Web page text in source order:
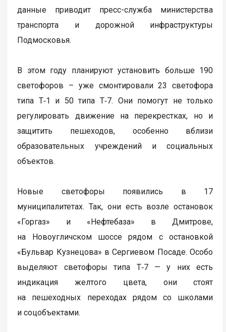
данные приводит пресс-служба министерства
транспорта и дорожной инфраструктуры
Подмосковья.
В этом году планируют установить больше 190
светофоров – уже смонтировали 23 светофора
типа Т‑1 и 50 типа Т‑7. Они помогут не только
регулировать движение на перекрестках, но и
защитить пешеходов, особенно вблизи
образовательных учреждений и социальных
объектов.
Новые светофоры появились в 17
муниципалитетах. Так, они есть возле остановок
«Горгаз» и «Нефтебаза» в Дмитрове,
на Новоугличском шоссе рядом с остановкой
«Бульвар Кузнецова» в Сергиевом Посаде. Особо
выделяют светофоры типа Т‑7 — у них есть
индикация желтого цвета, они стоят
на пешеходных переходах рядом со школами
и соцобъектами.